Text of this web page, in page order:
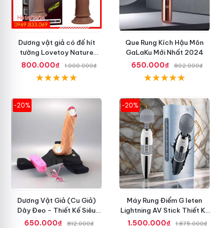
Dương vật giả có đế hít
tường Lovetoy Nature
Cock 7 inch da đen
800.000₫ 1.000.000₫
Que Rung Kích Hậu Môn
GaLaKu Mới Nhất 2024
650.000₫
802.000₫
-20%
Dương Vật Giả (Cu Giả)
Dây Đeo - Thiết Kế Siêu
Ngầu, Giá Cực Rẻ
650.000₫ 812.000₫
-20%
Máy Rung Điểm G leten
Lightning AV Stick Thiết Kế
Thông Minh
1.500.000₫ 1.875.000₫